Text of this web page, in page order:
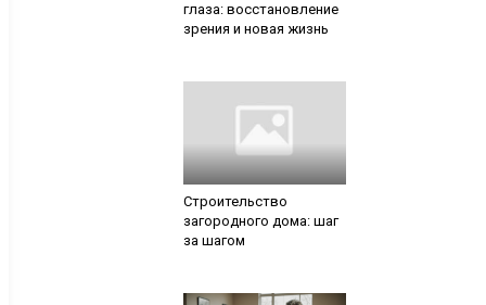
глаза: восстановление
зрения и новая жизнь
Строительство
загородного дома: шаг
за шагом